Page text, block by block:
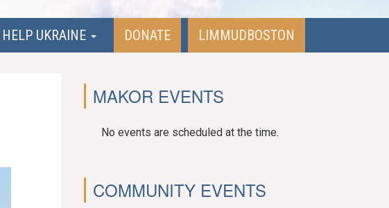
HELP UKRAINE DONATE LIMMUDBOSTON
MAKOR EVENTS
No events are scheduled at the time.
COMMUNITY EVENTS